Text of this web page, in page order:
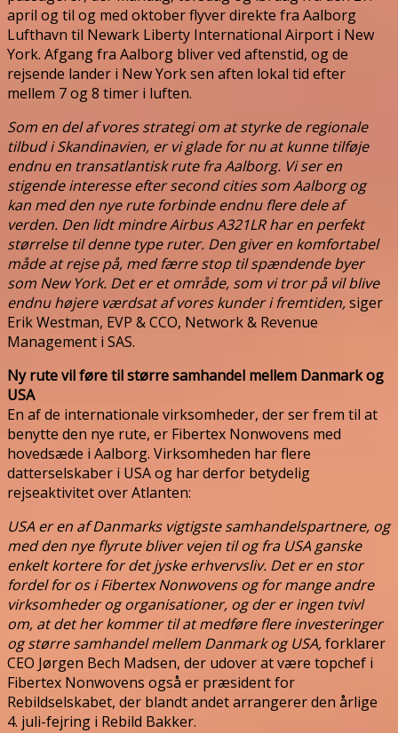
april og til og med oktober flyver direkte fra Aalborg
Lufthavn til Newark Liberty International Airport i New
York. Afgang fra Aalborg bliver ved aftenstid, og de
rejsende lander i New York sen aften lokal tid efter
mellem 7 og 8 timer i luften.
Som en del af vores strategi om at styrke de regionale
tilbud i Skandinavien, er vi glade for nu at kunne tilføje
endnu en transatlantisk rute fra Aalborg. Vi ser en
stigende interesse efter second cities som Aalborg og
kan med den nye rute forbinde endnu flere dele af
verden. Den lidt mindre Airbus A321LR har en perfekt
størrelse til denne type ruter. Den giver en komfortabel
måde at rejse på, med færre stop til spændende byer
som New York. Det er et område, som vi tror på vil blive
endnu højere værdsat af vores kunder i fremtiden,siger
Erik Westman, EVP & CCO, Network & Revenue
Management i SAS.
Ny rute vil føre til større samhandel mellem Danmark og
USA
En af de internationale virksomheder, der ser frem til at
benytte den nye rute, er Fibertex Nonwovens med
hovedsæde i Aalborg. Virksomheden har flere
datterselskaber i USA og har derfor betydelig
rejseaktivitet over Atlanten:
USA er en af Danmarks vigtigste samhandelspartnere, og
med den nye flyrute bliver vejen til og fra USA ganske
enkelt kortere for det jyske erhvervsliv. Det er en stor
fordel for os i Fibertex Nonwovens og for mange andre
virksomheder og organisationer, og der er ingen tvivl
om, at det her kommer til at medføre flere investeringer
og større samhandel mellem Danmark og USA,forklarer
CEO Jørgen Bech Madsen, der udover at være topchef i
Fibertex Nonwovens også er præsident for
Rebildselskabet, der blandt andet arrangerer den årlige
4. juli-fejring i Rebild Bakker.